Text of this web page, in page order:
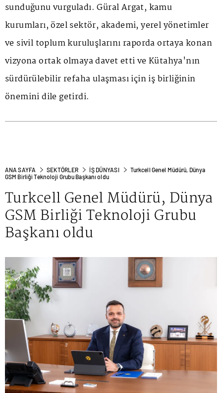
sunduğunu vurguladı. Güral Argat, kamu
kurumları, özel sektör, akademi, yerel yönetimler
ve sivil toplum kuruluşlarını raporda ortaya konan
vizyona ortak olmaya davet etti ve Kütahya'nın
sürdürülebilir refaha ulaşması için iş birliğinin
önemini dile getirdi.
ANA SAYFA SEKTÖRLER İŞ DÜNYASI
Turkcell Genel Müdürü, Dünya
GSM Birliği Teknoloji Grubu Başkanı oldu
Turkcell Genel Müdürü, Dünya
GSM Birliği Teknoloji Grubu
Başkanı oldu